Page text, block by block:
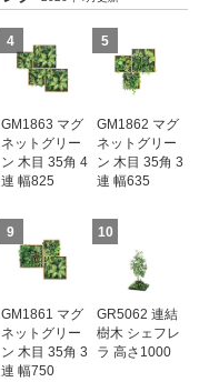
4
GM1863 マグ
ネットグリー
ン 木目 35角 4
連 幅825
5
GM1862 マグ
ネットグリー
ン 木目 35角 3
連 幅635
9
GM1861 マグ
ネットグリー
ン 木目 35角 3
連 幅750
10
GR5062 連結
樹木 シェフレ
ラ 高さ1000